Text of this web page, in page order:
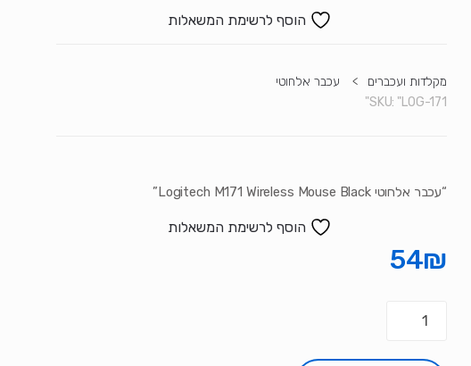
הוסף לרשימת המשאלות
מקלדות ועכברים >
עכבר אלחוטי
SKU: "LOG-171"
“עכבר אלחוטי Logitech M171 Wireless Mouse Black”
הוסף לרשימת המשאלות
54₪
כמות
עכבר